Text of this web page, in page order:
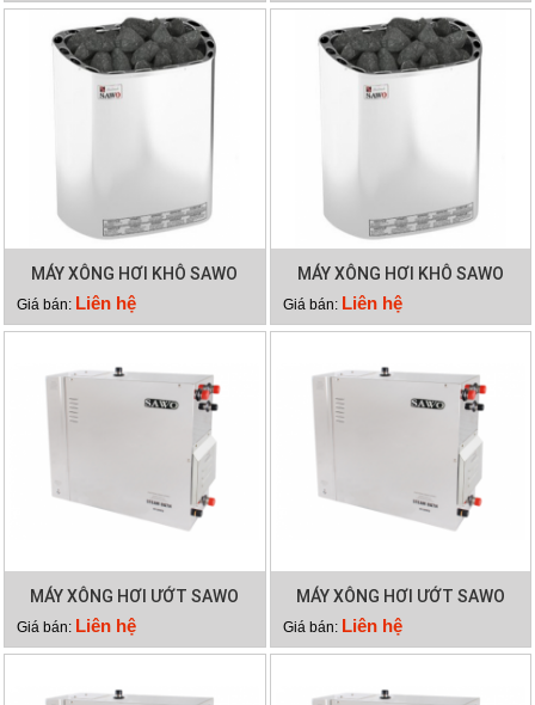
MÁY XÔNG HƠI KHÔ SAWO
SCA 45NB
Giá bán: Liên hệ
MÁY XÔNG HƠI KHÔ SAWO
SCA 60NB
Giá bán: Liên hệ
MÁY XÔNG HƠI ƯỚT SAWO
STP180
Giá bán: Liên hệ
MÁY XÔNG HƠI ƯỚT SAWO
STP150
Giá bán: Liên hệ